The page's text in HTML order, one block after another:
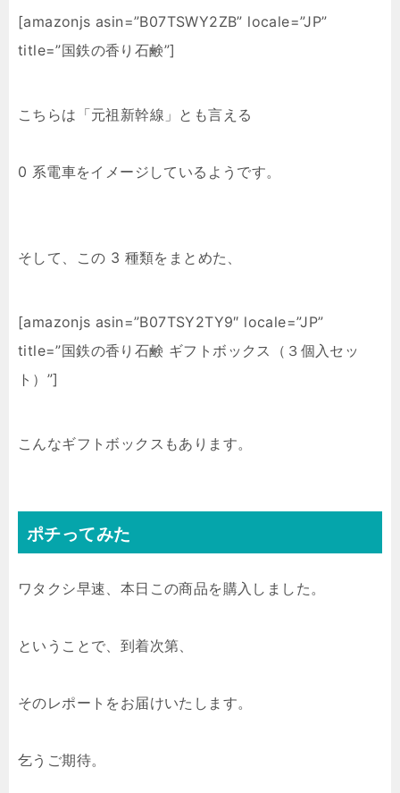
[amazonjs asin=”B07TSWY2ZB” locale=”JP”
title=”国鉄の香り石鹸”]
こちらは「元祖新幹線」とも言える
0 系電車をイメージしているようです。
そして、この 3 種類をまとめた、
[amazonjs asin=”B07TSY2TY9″ locale=”JP”
title=”国鉄の香り石鹸 ギフトボックス（３個入セッ
ト）”]
こんなギフトボックスもあります。
ポチってみた
ワタクシ早速、本日この商品を購入しました。
ということで、到着次第、
そのレポートをお届けいたします。
乞うご期待。